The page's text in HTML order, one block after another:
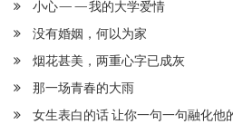
小心——我的大学爱情
没有婚姻，何以为家
烟花甚美，两重心字已成灰
那一场青春的大雨
女生表白的话 让你一句一句融化他